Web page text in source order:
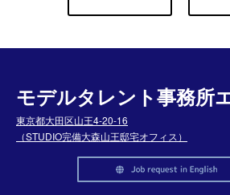
モデルタレント事務所
東京都大田区山王4-20-16
（STUDIO完備大森山王邸宅オフィス）